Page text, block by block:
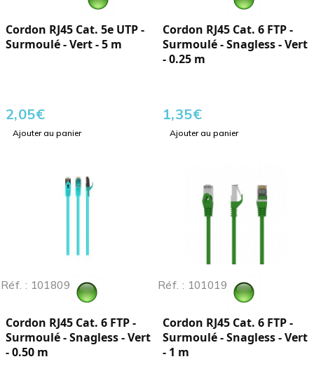
Cordon RJ45 Cat. 5e UTP -
Surmoulé - Vert - 5 m
2,05€
Ajouter au panier
Cordon RJ45 Cat. 6 FTP -
Surmoulé - Snagless - Vert
- 0.25 m
1,35€
Ajouter au panier
Réf. : 101809
Cordon RJ45 Cat. 6 FTP -
Surmoulé - Snagless - Vert
- 0.50 m
Réf. : 101019
Cordon RJ45 Cat. 6 FTP -
Surmoulé - Snagless - Vert
- 1 m